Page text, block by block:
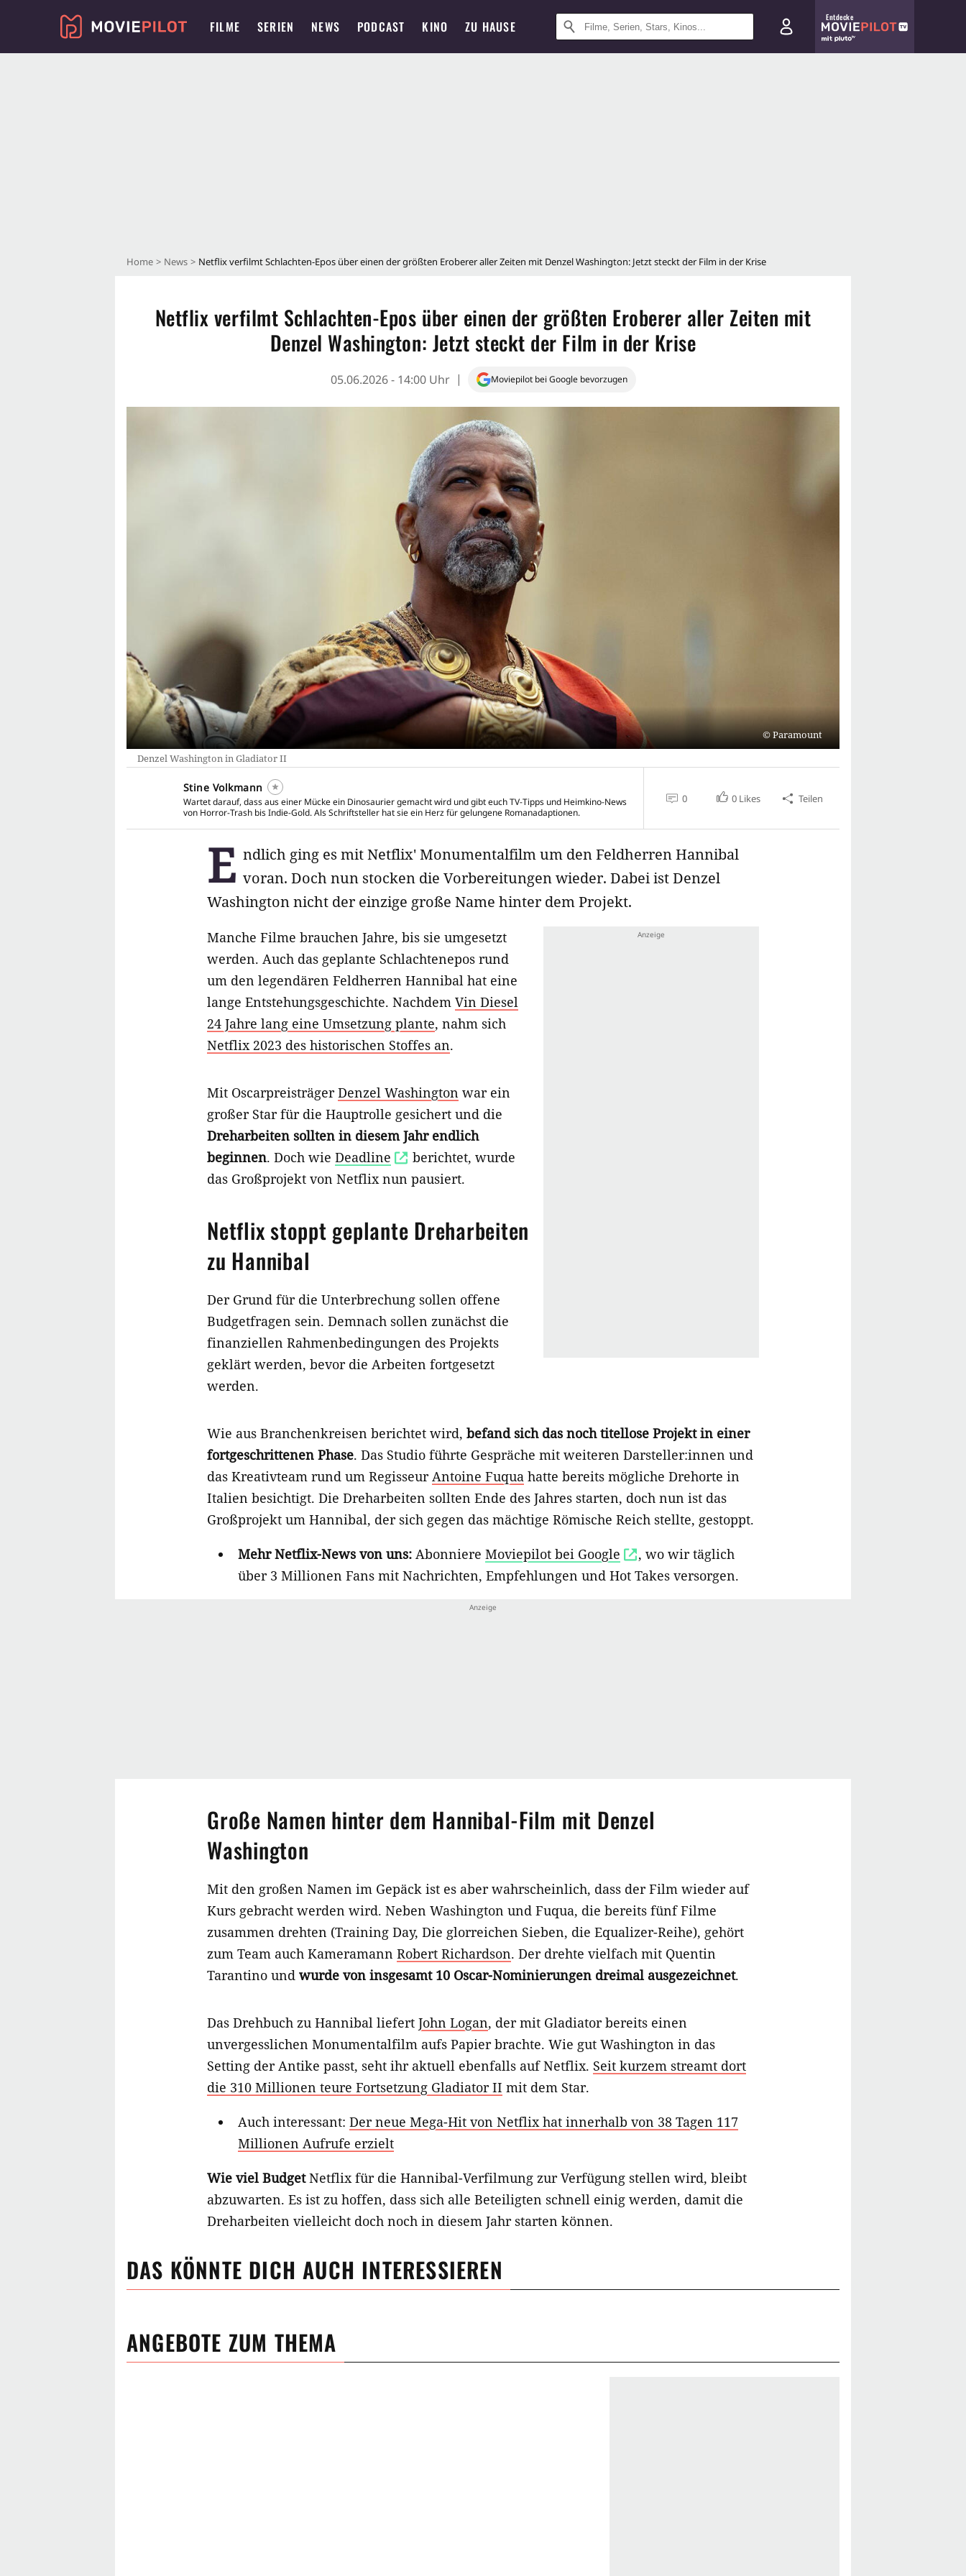
FILME SERIEN NEWS PODCAST KINO ZU HAUSE
Entdecke
Home News Netflix verfilmt Schlachten-Epos über einen der größten Eroberer aller Zeiten mit Denzel Washington: Jetzt steckt der Film in der Krise
Netflix verfilmt Schlachten-Epos über einen der größten Eroberer aller Zeiten mit
Denzel Washington: Jetzt steckt der Film in der Krise
05.06.2026 - 14:00 Uhr Moviepilot bei Google bevorzugen
Paramount
Denzel Washington in Gladiator II
Stine Volkmann
Wartet darauf, dass aus einer Mücke ein Dinosaurier gemacht wird und gibt euch TV-Tipps und Heimkino-News
von Horror-Trash bis Indie-Gold. Als Schriftsteller hat sie ein Herz für gelungene Romanadaptionen.
0 0 Likes Teilen
E ndlich ging es mit Netflix' Monumentalfilm um den Feldherren Hannibal
voran. Doch nun stocken die Vorbereitungen wieder. Dabei ist Denzel
Washington nicht der einzige große Name hinter dem Projekt.
Manche Filme brauchen Jahre, bis sie umgesetzt
werden. Auch das geplante Schlachtenepos rund
um den legendären Feldherren Hannibal hat eine
lange Entstehungsgeschichte. Nachdem Vin Diesel
24 Jahre lang eine Umsetzung plante, nahm sich
Netflix 2023 des historischen Stoffes an.
Mit OscarpreisträgerDenzel Washington war ein
großer Star für die Hauptrolle gesichert und die
Dreharbeiten sollten in diesem Jahr endlich
beginnen. Doch wie Deadline
berichtet, wurde
das Großprojekt von Netflix nun pausiert.
Netflix stoppt geplante Dreharbeiten
zu Hannibal
Der Grund für die Unterbrechung sollen offene
Budgetfragen sein. Demnach sollen zunächst die
finanziellen Rahmenbedingungen des Projekts
geklärt werden, bevor die Arbeiten fortgesetzt
werden.
Wie aus Branchenkreisen berichtet wird, befand sich das noch titellose Projekt in einer
fortgeschrittenen Phase. Das Studio führte Gespräche mit weiteren Darsteller:innen und
das Kreativteam rund um RegisseurAntoine Fuqua hatte bereits mögliche Drehorte in
Italien besichtigt. Die Dreharbeiten sollten Ende des Jahres starten, doch nun ist das
Großprojekt um Hannibal, der sich gegen das mächtige Römische Reich stellte, gestoppt.
Mehr Netflix-News von uns: Abonniere Moviepilot bei Google
, wo wir täglich
über 3 Millionen Fans mit Nachrichten, Empfehlungen und Hot Takes versorgen.
Große Namen hinter dem Hannibal-Film mit Denzel
Washington
Mit den großen Namen im Gepäck ist es aber wahrscheinlich, dass der Film wieder auf
Kurs gebracht werden wird. Neben Washington und Fuqua, die bereits fünf Filme
zusammen drehten (Training Day, Die glorreichen Sieben, die Equalizer-Reihe), gehört
zum Team auch Kameramann Robert Richardson. Der drehte vielfach mit Quentin
Tarantino und wurde von insgesamt 10 Oscar-Nominierungen dreimal ausgezeichnet.
Das Drehbuch zu Hannibal liefert John Logan, der mit Gladiator bereits einen
unvergesslichen Monumentalfilm aufs Papier brachte. Wie gut Washington in das
Setting der Antike passt, seht ihr aktuell ebenfalls auf Netflix. Seit kurzem streamt dort
die 310 Millionen teure Fortsetzung Gladiator II mit dem Star.
Auch interessant: Der neue Mega-Hit von Netflix hat innerhalb von 38 Tagen 117
Millionen Aufrufe erzielt
Wie viel BudgetNetflix für die Hannibal-Verfilmung zur Verfügung stellen wird, bleibt
abzuwarten. Es ist zu hoffen, dass sich alle Beteiligten schnell einig werden, damit die
Dreharbeiten vielleicht doch noch in diesem Jahr starten können.
DAS KÖNNTE DICH AUCH INTERESSIEREN
ANGEBOTE ZUM THEMA